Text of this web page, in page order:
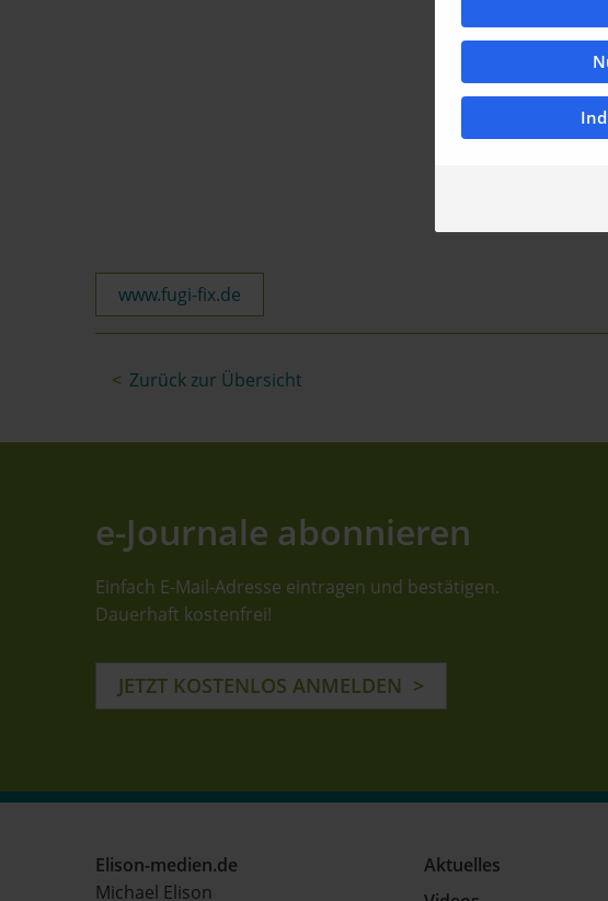
www.fugi-fix.de
Zurück zur Übersicht
e-Journale abonnieren
Einfach E-Mail-Adresse eintragen und bestätigen.
Dauerhaft kostenfrei!
JETZT KOSTENLOS ANMELDEN
Elison-medien.de
Michael Elison
Aktuelles